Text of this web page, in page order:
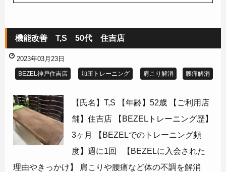
機能改善 T,S 50代 住吉店
2023年03月23日
BEZEL神戸住吉店 加圧トレーニング 肩こり解消 腰痛解消
【氏名】T,S 【年齢】52歳 【ご利用店
舗】住吉店 【BEZELトレーニング歴】
3ヶ月 【BEZELでのトレーニング頻
度】週に1回 【BEZELに入会された
理由やきっかけ】 肩こりや腰痛など体の不調を解消